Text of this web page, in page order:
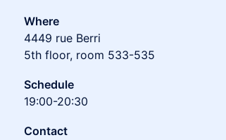
Where
4449 rue Berri
5th floor, room 533-535
Schedule
19:00-20:30
Contact